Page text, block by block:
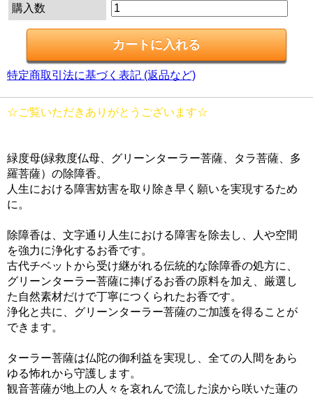
購入数
特定商取引法に基づく表記 (返品など)
☆ご覧いただきありがとうございます☆
緑度母(緑救度仏母、グリーンターラー菩薩、タラ菩薩、多
羅菩薩）の除障香。
人生における障害妨害を取り除き早く願いを実現するため
に。
除障香は、文字通り人生における障害を除去し、人や空間
を強力に浄化するお香です。
古代チベットから受け継がれる伝統的な除障香の処方に、
グリーンターラー菩薩に捧げるお香の原料を加え、厳選し
た自然素材だけで丁寧につくられたお香です。
浄化と共に、グリーンターラー菩薩のご加護を得ることが
できます。
ターラー菩薩は仏陀の御利益を実現し、全ての人間をあら
ゆる怖れから守護します。
観音菩薩が地上の人々を哀れんで流した涙から咲いた蓮の